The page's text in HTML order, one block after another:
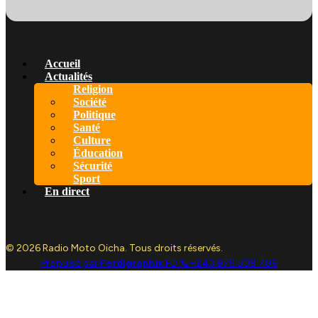
Accueil
Actualités
Religion
Société
Politique
Santé
Culture
Éducation
Sécurité
Sport
En direct
© 2026 Radio Moto Oicha. Tous droits réservés.
Propulsé par Ferdigraphix FD 📞+243 975 509 786